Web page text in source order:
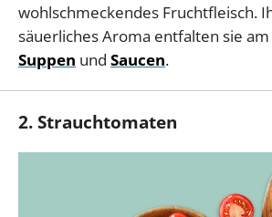
wohlschmeckendes Fruchtfleisch.
säuerliches Aroma entfalten sie
Suppen und Saucen.
2. Strauchtomaten